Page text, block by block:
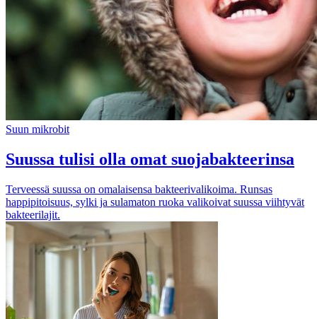
Suun mikrobit
Suussa tulisi olla omat suojabakteerinsa
Terveessä suussa on omalaisensa bakteerivalikoima. Runsas
happipitoisuus, sylki ja sulamaton ruoka valikoivat suussa viihtyvät
bakteerilajit.